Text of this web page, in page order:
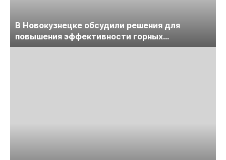
В Новокузнецке обсудили решения для
повышения эффективности горных
предприятий